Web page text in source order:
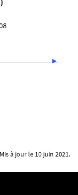
Mis à jour le 10 juin 2021.